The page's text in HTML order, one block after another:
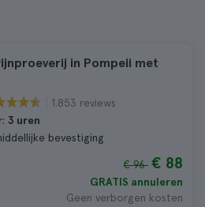
in Pompeii met
1.853 reviews
3 uren
bevestiging
€ 96 € 88
GRATIS annuleren
Geen verborgen kosten